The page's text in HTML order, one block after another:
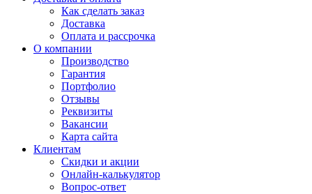
Как сделать заказ
Доставка
Оплата и рассрочка
О компании
Производство
Гарантия
Портфолио
Отзывы
Реквизиты
Вакансии
Карта сайта
Клиентам
Скидки и акции
Онлайн-калькулятор
Вопрос-ответ